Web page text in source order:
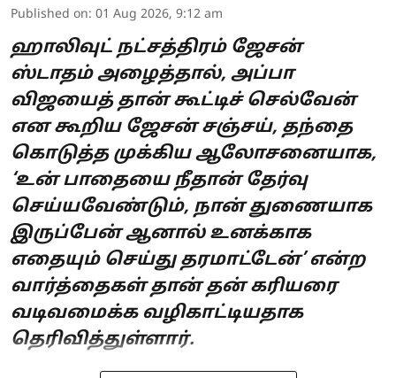
Published on: 01 Aug 2026, 9:12 am
ஹாலிவுட் நட்சத்திரம் ஜேசன்
ஸ்டாதம் அழைத்தால், அப்பா
விஜயைத் தான் கூட்டிச் செல்வேன்
என கூறிய ஜேசன் சஞ்சய், தந்தை
கொடுத்த முக்கிய ஆலோசனையாக,
‘உன் பாதையை நீதான் தேர்வு
செய்யவேண்டும், நான் துணையாக
இருப்பேன் ஆனால் உனக்காக
எதையும் செய்து தரமாட்டேன்’ என்ற
வார்த்தைகள் தான் தன் கரியரை
வடிவமைக்க வழிகாட்டியதாக
தெரிவித்துள்ளார்.